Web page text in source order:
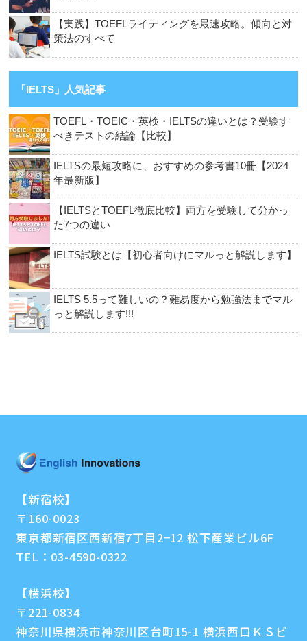
【実践】TOEFLライティングを最速攻略。傾向と対
策法のすべて
「IELTS」人気記事
TOEFL・TOEIC・英検・IELTSの違いとは？受験す
べきテストの結論【比較】
IELTSの最短攻略に、おすすめの参考書10冊【2024
年最新版】
【IELTSとTOEFL徹底比較】両方を受験して分かっ
た7つの違い
IELTS試験とは【初心者向けにマルっと解説します】
IELTS 5.5って難しいの？難易度から勉強法までマル
っと解説します!!!
【新宿校】
〒160-0023
東京都新宿区西新宿7丁目2−12 松下産業ビル6F
TEL： 03-4590-0322
【横浜校】
〒221-0834
神奈川県横浜市神奈川区台町15-1 横浜西口ＫＳビ